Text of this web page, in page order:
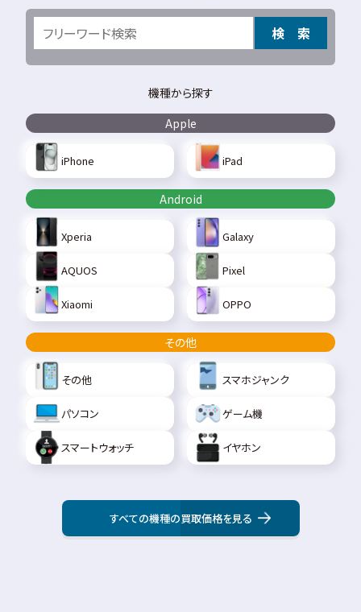
検 索
機種から探す
Apple
iPhone iPad
Android
Xperia Galaxy
AQUOS Pixel
Xiaomi OPPO
その他
その他 スマホジャンク
パソコン ゲーム機
スマートウォッチ イヤホン
すべての機種の買取価格を見る